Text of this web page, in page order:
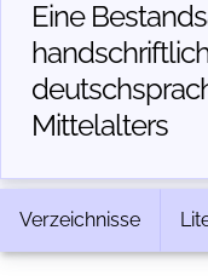
Eine
Mittelalters
Verzeichnisse